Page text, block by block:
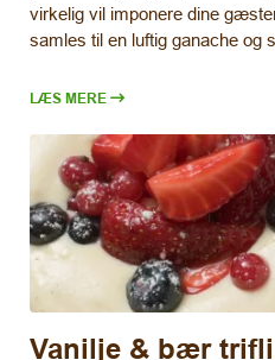
virkelig vil imponere dine
samles til en luftig ganache og
LÆS MERE
Vanilje & bær trifli